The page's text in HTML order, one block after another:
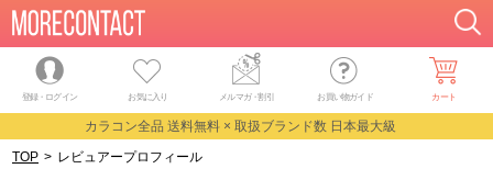
登録・ログイン お気に入り メルマガ・割引 お買い物ガイド カート
カラコン全品 送料無料 × 取扱ブランド数 日本最大級
TOP > レビュアープロフィール